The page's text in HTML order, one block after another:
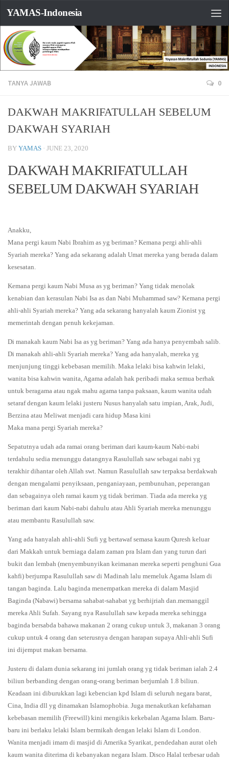
YAMAS-Indonesia
TANYA JAWAB 0
DAKWAH MAKRIFATULLAH SEBELUM
DAKWAH SYARIAH
BY YAMAS · JUNE 23, 2020
DAKWAH MAKRIFATULLAH
SEBELUM DAKWAH SYARIAH
Anakku,
Mana pergi kaum Nabi Ibrahim as yg beriman? Kemana pergi ahli-ahli
Syariah mereka? Yang ada sekarang adalah Umat mereka yang berada dalam
kesesatan.
Kemana pergi kaum Nabi Musa as yg beriman? Yang tidak menolak
kenabian dan kerasulan Nabi Isa as dan Nabi Muhammad saw? Kemana pergi
ahli-ahli Syariah mereka? Yang ada sekarang hanyalah kaum Zionist yg
memerintah dengan penuh kekejaman.
Di manakah kaum Nabi Isa as yg beriman? Yang ada hanya penyembah salib.
Di manakah ahli-ahli Syariah mereka? Yang ada hanyalah, mereka yg
menjunjung tinggi kebebasan memilih. Maka lelaki bisa kahwin lelaki,
wanita bisa kahwin wanita, Agama adalah hak peribadi maka semua berhak
untuk beragama atau ngak mahu agama tanpa paksaan, kaum wanita udah
setaraf dengan kaum lelaki justeru Nusus hanyalah satu impian, Arak, Judi,
Berzina atau Meliwat menjadi cara hidup Masa kini
Maka mana pergi Syariah mereka?
Sepatutnya udah ada ramai orang beriman dari kaum-kaum Nabi-nabi
terdahulu sedia menunggu datangnya Rasulullah saw sebagai nabi yg
terakhir dihantar oleh Allah swt. Namun Rasulullah saw terpaksa berdakwah
dengan mengalami penyiksaan, penganiayaan, pembunuhan, peperangan
dan sebagainya oleh ramai kaum yg tidak beriman. Tiada ada mereka yg
beriman dari kaum Nabi-nabi dahulu atau Ahli Syariah mereka menunggu
atau membantu Rasulullah saw.
Yang ada hanyalah ahli-ahli Sufi yg bertawaf semasa kaum Quresh keluar
dari Makkah untuk berniaga dalam zaman pra Islam dan yang turun dari
bukit dan lembah (menyembunyikan keimanan mereka seperti penghuni Gua
kahfi) berjumpa Rasulullah saw di Madinah lalu memeluk Agama Islam di
tangan baginda. Lalu baginda menempatkan mereka di dalam Masjid
Baginda (Nabawi) bersama sahabat-sahabat yg berhijriah dan.memanggil
mereka Ahli Sufah. Sayang nya Rasulullah saw kepada mereka sehingga
baginda bersabda bahawa makanan 2 orang cukup untuk 3, makanan 3 orang
cukup untuk 4 orang dan seterusnya dengan harapan supaya Ahli-ahli Sufi
ini dijemput makan bersama.
Justeru di dalam dunia sekarang ini jumlah orang yg tidak beriman ialah 2.4
biliun berbanding dengan orang-orang beriman berjumlah 1.8 biliun.
Keadaan ini diburukkan lagi kebencian kpd Islam di seluruh negara barat,
Cina, India dll yg dinamakan Islamophobia. Juga menakutkan kefahaman
kebebasan memilih (Freewill) kini mengikis kekebalan Agama Islam. Baru-
baru ini berlaku lelaki Islam bermikah dengan lelaki Islam di London.
Wanita menjadi imam di masjid di Amerika Syarikat, pendedahan aurat oleh
kaum wanita diterima di kebanyakan negara Islam. Disco Halal terbesar udah